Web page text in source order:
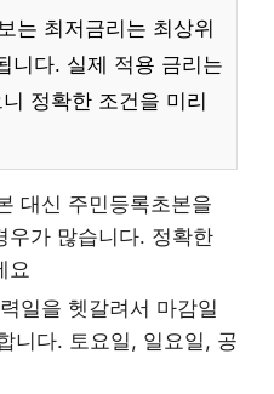
는 최저금리는 최상위
니다. 실제 적용 금리는
정확한 조건을 미리
대신 주민등록초본을
우가 많습니다. 정확한
요
일을 헷갈려서 마감일
니다. 토요일, 일요일, 공